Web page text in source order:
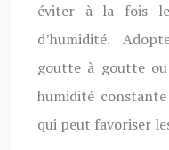
éviter à la fois le
d’humidité.
goutte à goutte
humidité
qui peut favoriser